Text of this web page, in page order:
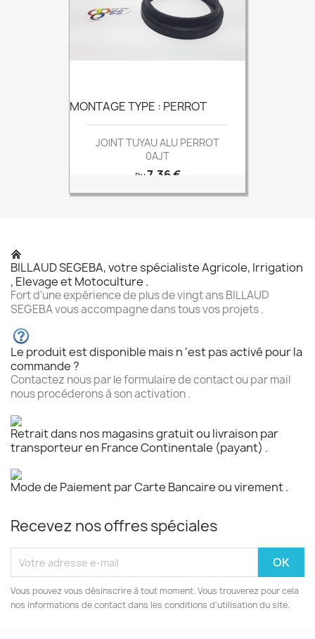
MONTAGE TYPE : PERROT
JOINT TUYAU ALU PERROT
0AJT
DuPrix
7,36 €
BILLAUD SEGEBA, votre spécialiste Agricole, Irrigation
, Elevage et Motoculture .
Fort d'une expérience de plus de vingt ans BILLAUD
SEGEBA vous accompagne dans tous vos projets .
Le produit est disponible mais n 'est pas activé pour la
commande ?
Contactez nous par le formulaire de contact ou par mail
nous procéderons à son activation .
Retrait dans nos magasins gratuit ou livraison par
transporteur en France Continentale (payant) .
Mode de Paiement par Carte Bancaire ou virement .
Recevez nos offres spéciales
Vous pouvez vous désinscrire à tout moment. Vous trouverez pour cela
nos informations de contact dans les conditions d'utilisation du site.